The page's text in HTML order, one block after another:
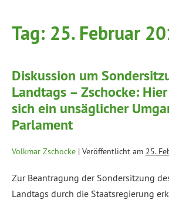
Tag: 25. Februar
Diskussion um
Landtags – Zschocke:
sich ein unsäglicher
Parlament
Volkmar Zschocke | Veröffentlicht am 25.
Zur Beantragung der Sondersitzung
Landtags durch die Staatsregierung